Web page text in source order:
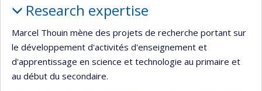
Research expertise
Marcel Thouin mène des projets de recherche portant sur
le développement d'activités d'enseignement et
d'apprentissage en science et technologie au primaire et
au début du secondaire.